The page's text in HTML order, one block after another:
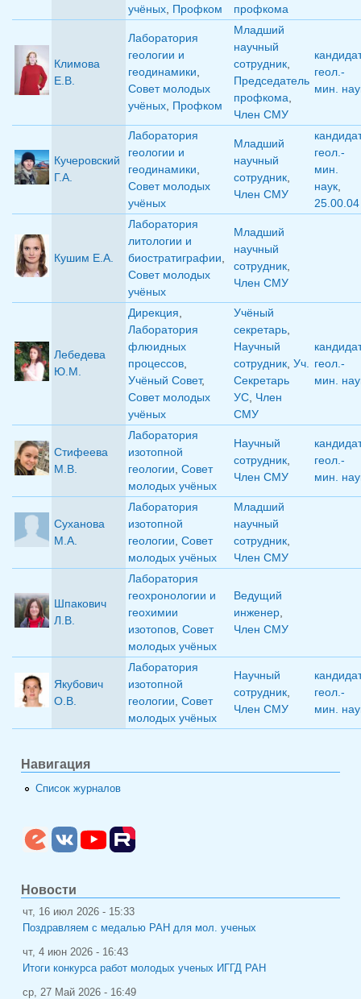
учёных, Профком
профкома
Климова
Е.В.
Лаборатория
геологии и
геодинамики,
Совет молодых
учёных, Профком
Младший
научный
сотрудник,
Председатель
профкома,
Член СМУ
геол.-
мин.
Кучеровский
Г.А.
Лаборатория
геологии и
геодинамики,
Совет молодых
учёных
Младший
научный
сотрудник,
Член СМУ
геол.-
мин.
наук,
25.00.04
Кушим Е.А.
Лаборатория
литологии и
биостратиграфии,
Совет молодых
учёных
Младший
научный
сотрудник,
Член СМУ
Лебедева
Ю.М.
Дирекция,
Лаборатория
флюидных
процессов,
Учёный Совет,
Совет молодых
учёных
Учёный
секретарь,
Научный
сотрудник, Уч.
Секретарь
УС, Член
СМУ
геол.-
мин.
Стифеева
М.В.
Лаборатория
изотопной
геологии, Совет
молодых учёных
Научный
сотрудник,
Член СМУ
геол.-
мин.
Суханова
М.А.
Лаборатория
изотопной
геологии, Совет
молодых учёных
Младший
научный
сотрудник,
Член СМУ
Шпакович
Л.В.
Лаборатория
геохронологии и
геохимии
изотопов, Совет
молодых учёных
Ведущий
инженер,
Член СМУ
Якубович
О.В.
Лаборатория
изотопной
геологии, Совет
молодых учёных
Научный
сотрудник,
Член СМУ
геол.-
мин.
Навигация
Список журналов
Новости
чт, 16 июл 2026 - 15:33
Поздравляем с медалью РАН для мол. ученых
чт, 4 июн 2026 - 16:43
Итоги конкурса работ молодых ученых ИГГД РАН
ср, 27 Май 2026 - 16:49